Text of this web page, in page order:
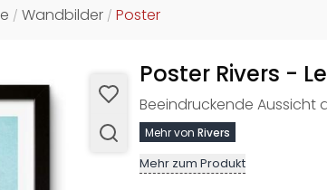
/ Wandbilder/ Poster
Poster Rivers -
Beeindruckende Aussicht
Mehr von Rivers
Mehr zum Produkt